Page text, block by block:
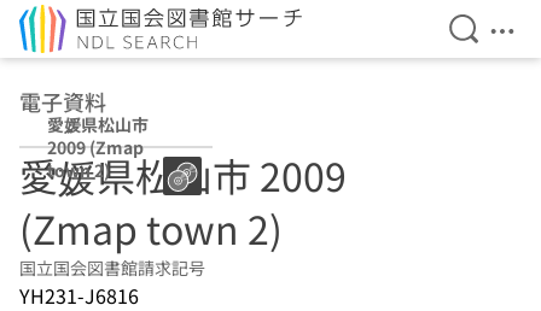
検索を
メ
電子資料
愛媛県松山市
2009 (Zmap
town 2)
愛媛県松山市 2009
(Zmap town 2)
国立国会図書館請求記号
YH231-J6816